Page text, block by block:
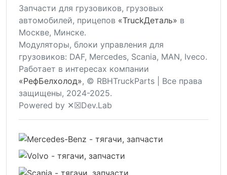
Запчасти для грузовиков, грузовых
автомобилей, прицепов «TruckДеталь» в
Москве, Минске.
Модуляторы, блоки управления для
грузовиков: DAF, Mercedes, Scania, MAN, Iveco.
Работает в интересах компании
«РефБелхолод», © RBHTruckParts | Все права
защищены, 2024-2025.
Powered by ✕☒Dev.Lab